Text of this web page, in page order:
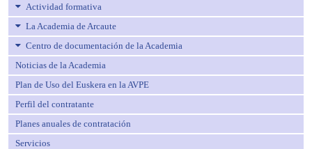
Actividad formativa
La Academia de Arcaute
Centro de documentación de la Academia
Noticias de la Academia
Plan de Uso del Euskera en la AVPE
Perfil del contratante
Planes anuales de contratación
Servicios